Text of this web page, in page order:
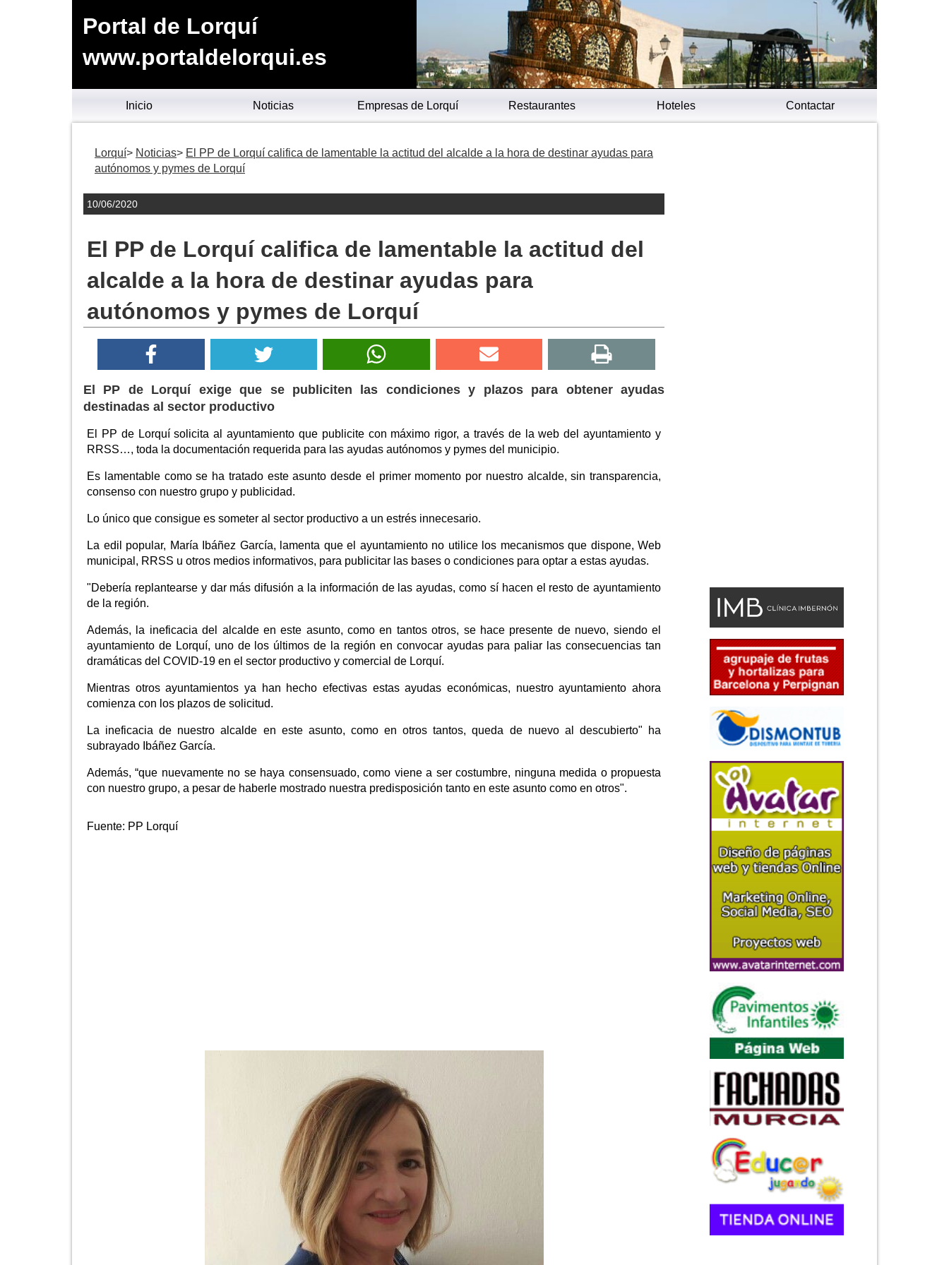
Portal de Lorquí
www.portaldelorqui.es
Inicio Noticias Empresas de Lorquí Restaurantes Hoteles Contactar
Lorquí Noticias
El PP de Lorquí califica de lamentable la actitud del alcalde a la hora de destinar ayudas para
autónomos y pymes de Lorquí
10/06/2020
El PP de Lorquí califica de lamentable la actitud del
alcalde a la hora de destinar ayudas para
autónomos y pymes de Lorquí
El PP de Lorquí exige que se publiciten las condiciones y plazos para obtener ayudas
destinadas al sector productivo
El PP de Lorquí solicita al ayuntamiento que publicite con máximo rigor, a través de la web del ayuntamiento y
RRSS…, toda la documentación requerida para las ayudas autónomos y pymes del municipio.
Es lamentable como se ha tratado este asunto desde el primer momento por nuestro alcalde, sin transparencia,
consenso con nuestro grupo y publicidad.
Lo único que consigue es someter al sector productivo a un estrés innecesario.
La edil popular, María Ibáñez García, lamenta que el ayuntamiento no utilice los mecanismos que dispone, Web
municipal, RRSS u otros medios informativos, para publicitar las bases o condiciones para optar a estas ayudas.
"Debería replantearse y dar más difusión a la información de las ayudas, como sí hacen el resto de ayuntamiento
de la región.
Además, la ineficacia del alcalde en este asunto, como en tantos otros, se hace presente de nuevo, siendo el
ayuntamiento de Lorquí, uno de los últimos de la región en convocar ayudas para paliar las consecuencias tan
dramáticas del COVID-19 en el sector productivo y comercial de Lorquí.
Mientras otros ayuntamientos ya han hecho efectivas estas ayudas económicas, nuestro ayuntamiento ahora
comienza con los plazos de solicitud.
La ineficacia de nuestro alcalde en este asunto, como en otros tantos, queda de nuevo al descubierto" ha
subrayado Ibáñez García.
Además, “que nuevamente no se haya consensuado, como viene a ser costumbre, ninguna medida o propuesta
con nuestro grupo, a pesar de haberle mostrado nuestra predisposición tanto en este asunto como en otros".
Fuente: PP Lorquí